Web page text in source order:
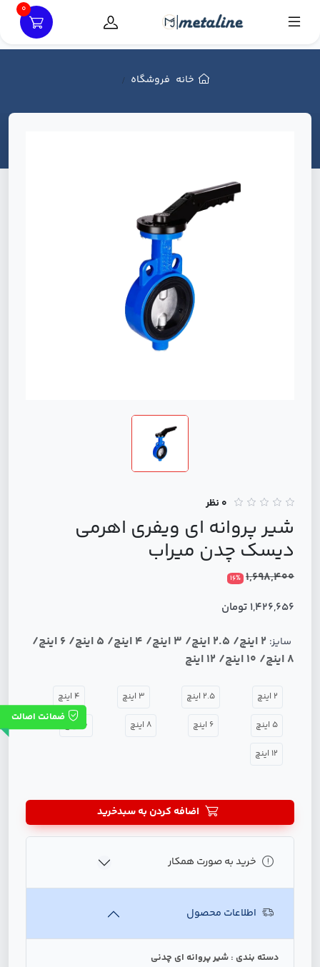
0
خانه فروشگاه
0 نظر
شیر پروانه ای ویفری اهرمی
دیسک چدن میراب
1,698,400
16%
1,426,656 تومان
سایز:
2 اینچ/ 2.5 اینچ/ 3 اینچ/ 4 اینچ/ 5 اینچ/ 6 اینچ/
8 اینچ/ 10 اینچ/ 12 اینچ
2 اینچ 2.5 اینچ 3 اینچ 4 اینچ
5 اینچ 6 اینچ 8 اینچ 10 اینچ
12 اینچ
ضمانت اصالت
اضافه کردن به سبدخرید
خرید به صورت همکار
اطلاعات محصول
دسته بندی : شیر پروانه ای چدنی